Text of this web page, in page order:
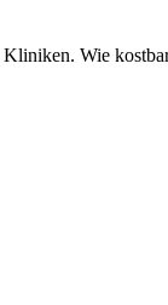
Wie